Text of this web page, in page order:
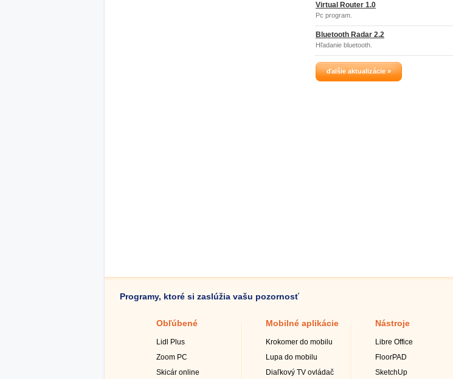
Virtual Router 1.0
Pc program.
Bluetooth Radar 2.2
Hľadanie bluetooth.
ďalšie aktualizácie »
Programy, ktoré si zaslúžia vašu pozornosť
Obľúbené
Lidl Plus
Zoom PC
Skicár online
Mobilné aplikácie
Krokomer do mobilu
Lupa do mobilu
Diaľkový TV ovládač
Nástroje
Libre Office
FloorPAD
SketchUp